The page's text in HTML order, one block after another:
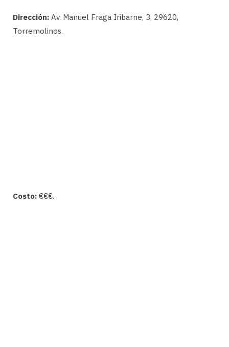
Dirección: Av. Manuel Fraga Iribarne, 3, 29620,
Torremolinos.
Costo: €€€.